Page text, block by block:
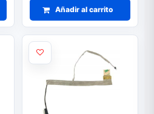
Añadir al carrito